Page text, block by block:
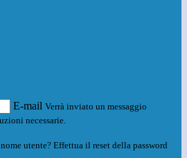
E-mail Verrà inviato un messaggio
necessarie.
utente? Effettua il reset della password